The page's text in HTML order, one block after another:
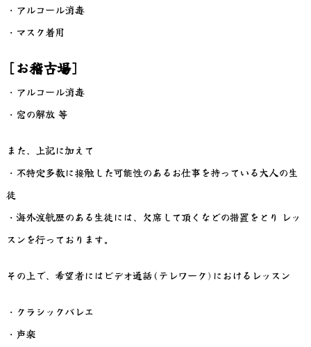
・アルコール消毒
・マスク着用
[お稽古場]
・アルコール消毒
・窓の解放 等
また、上記に加えて
・不特定多数に接触した可能性のあるお仕事を持っている大人の生
徒
・海外渡航歴のある生徒には、欠席して頂くなどの措置をとり レッ
スンを行っております。
その上で、希望者にはビデオ通話(テレワーク)におけるレッスン
・クラシックバレエ
・声楽